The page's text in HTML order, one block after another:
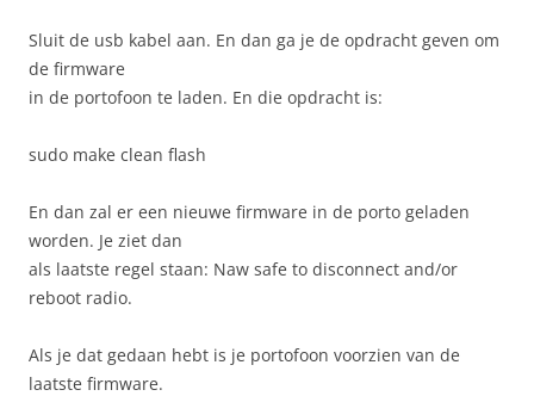
Sluit de usb kabel aan. En dan ga je de opdracht geven om
de firmware
in de portofoon te laden. En die opdracht is:
sudo make clean flash
En dan zal er een nieuwe firmware in de porto geladen
worden. Je ziet dan
als laatste regel staan: Naw safe to disconnect and/or
reboot radio.
Als je dat gedaan hebt is je portofoon voorzien van de
laatste firmware.